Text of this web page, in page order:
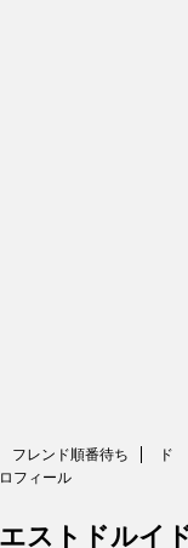
フレンド順番待ち
ド
フィール
ストドルイ